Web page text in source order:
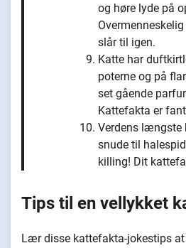
og høre lyde på
slår til igen.
Katte har
poterne og på
set gående
Kattefakta er
Verdens længste
snude til
killing! Dit
Tips til en vellykket
Lær disse kattefakta-jokestips